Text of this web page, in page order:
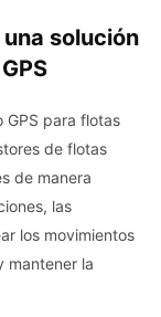
solución
GPS para flotas
de flotas
de manera
las
los movimientos
mantener la